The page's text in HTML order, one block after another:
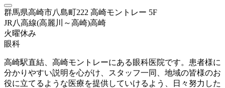
群馬県高崎市八島町222 高崎モントレー 5F
JR八高線(高麗川～高崎)高崎
火曜休み
眼科
高崎駅直結、高崎モントレーにある眼科医院です。患者様に
分かりやすい説明を心がけ、スタッフ一同、地域の皆様のお
役に立てるような医療を提供していけるよう、日々努力した